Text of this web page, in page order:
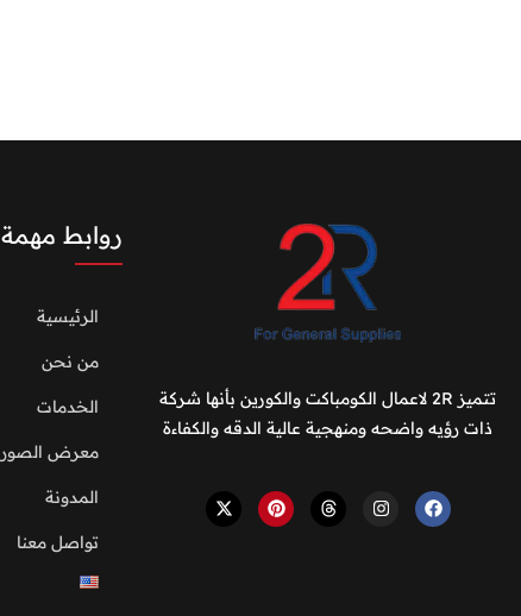
تتميز 2R لاعمال الكومباكت والكورين بأنها شركة
ذات رؤيه واضحه ومنهجية عالية الدقه والكفاءة
روابط مهمة
الرئيسية
من نحن
الخدمات
معرض الصور
المدونة
تواصل معنا